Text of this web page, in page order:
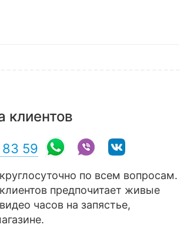
клиентов
59
по всем вопросам.
предпочитает живые
часов на запястье,